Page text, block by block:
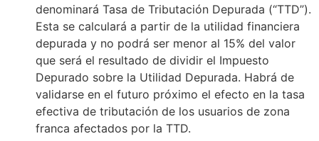
denominará Tasa de Tributación Depurada (“TTD”).
Esta se calculará a partir de la utilidad financiera
depurada y no podrá ser menor al 15% del valor
que será el resultado de dividir el Impuesto
Depurado sobre la Utilidad Depurada. Habrá de
validarse en el futuro próximo el efecto en la tasa
efectiva de tributación de los usuarios de zona
franca afectados por la TTD.